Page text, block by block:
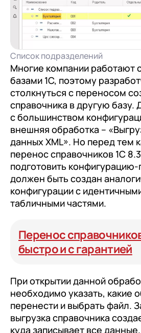
Список подразделений
Многие компании работают
базами 1С, поэтому
столкнуться с переносом
справочника в другую базу.
с большинством
внешняя обработка –
данных XML». Но перед тем
перенос справочников 1С
подготовить
должен быть создан
конфигурации с
табличными частями.
Перенос
быстро и с гарантией
При открытии данной
необходимо указать, какие
перенести и выбрать файл.
выгрузка справочника
куда записывает все данные.